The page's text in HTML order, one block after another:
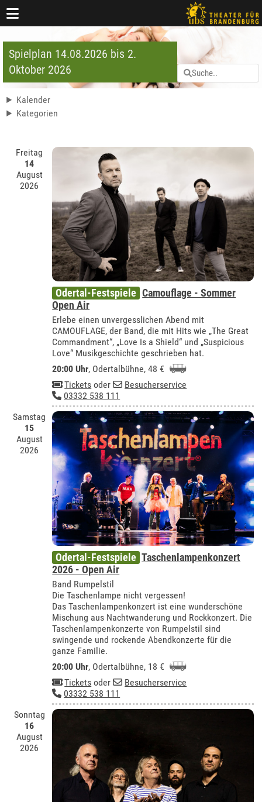
Spielplan 14.08.2026 bis 2.
Oktober 2026
Kalender
Kategorien
Freitag
14
August
2026
Odertal-Festspiele Camouflage - Sommer
Open Air
Erlebe einen unvergesslichen Abend mit
CAMOUFLAGE, der Band, die mit Hits wie „The Great
Commandment“, „Love Is a Shield“ und „Suspicious
Love“ Musikgeschichte geschrieben hat.
20:00 Uhr, Odertalbühne, 48 €
Tickets oder
Besucherservice
03332 538 111
Samstag
15
August
2026
Odertal-Festspiele Taschenlampenkonzert
2026 - Open Air
Band Rumpelstil
Die Taschenlampe nicht vergessen!
Das Taschenlampenkonzert ist eine wunderschöne
Mischung aus Nachtwanderung und Rockkonzert. Die
Taschenlampenkonzerte von Rumpelstil sind
swingende und rockende Abendkonzerte für die
ganze Familie.
20:00 Uhr, Odertalbühne, 18 €
Tickets oder
Besucherservice
03332 538 111
Sonntag
16
August
2026